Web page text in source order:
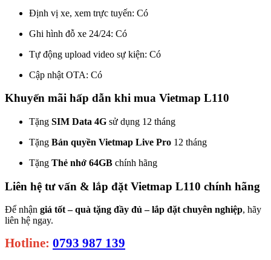
Định vị xe, xem trực tuyến: Có
Ghi hình đỗ xe 24/24: Có
Tự động upload video sự kiện: Có
Cập nhật OTA: Có
Khuyến mãi hấp dẫn khi mua Vietmap L110
Tặng SIM Data 4G sử dụng 12 tháng
Tặng Bản quyền Vietmap Live Pro 12 tháng
Tặng Thẻ nhớ 64GB chính hãng
Liên hệ tư vấn & lắp đặt Vietmap L110 chính hãng
Để nhận giá tốt – quà tặng đầy đủ – lắp đặt chuyên nghiệp, hãy
liên hệ ngay.
Hotline: 0793 987 139